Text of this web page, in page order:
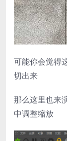
可能你会觉得
切出来
那么这里也来
中调整缩放